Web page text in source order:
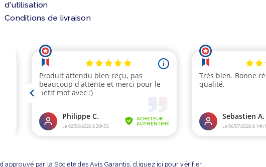
d'utilisation
Conditions de livraison
approuvé par la Société des Avis Garantis, cliquez ici pour vérifier.